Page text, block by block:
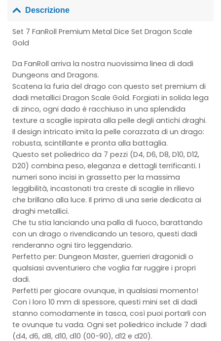
Descrizione
Set 7 FanRoll Premium Metal Dice Set Dragon Scale
Gold
Da FanRoll arriva la nostra nuovissima linea di dadi
Dungeons and Dragons.
Scatena la furia del drago con questo set premium di
dadi metallici Dragon Scale Gold. Forgiati in solida lega
di zinco, ogni dado è racchiuso in una splendida
texture a scaglie ispirata alla pelle degli antichi draghi.
Il design intricato imita la pelle corazzata di un drago:
robusta, scintillante e pronta alla battaglia.
Questo set poliedrico da 7 pezzi (D4, D6, D8, D10, D12,
D20) combina peso, eleganza e dettagli terrificanti. I
numeri sono incisi in grassetto per la massima
leggibilità, incastonati tra creste di scaglie in rilievo
che brillano alla luce. Il primo di una serie dedicata ai
draghi metallici.
Che tu stia lanciando una palla di fuoco, barattando
con un drago o rivendicando un tesoro, questi dadi
renderanno ogni tiro leggendario.
Perfetto per: Dungeon Master, guerrieri dragonidi o
qualsiasi avventuriero che voglia far ruggire i propri
dadi.
Perfetti per giocare ovunque, in qualsiasi momento!
Con i loro 10 mm di spessore, questi mini set di dadi
stanno comodamente in tasca, così puoi portarli con
te ovunque tu vada. Ogni set poliedrico include 7 dadi
(d4, d6, d8, d10, d10 (00-90), d12 e d20).